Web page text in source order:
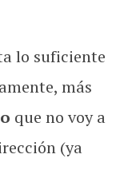
lo suficiente
más
que no voy a
(ya